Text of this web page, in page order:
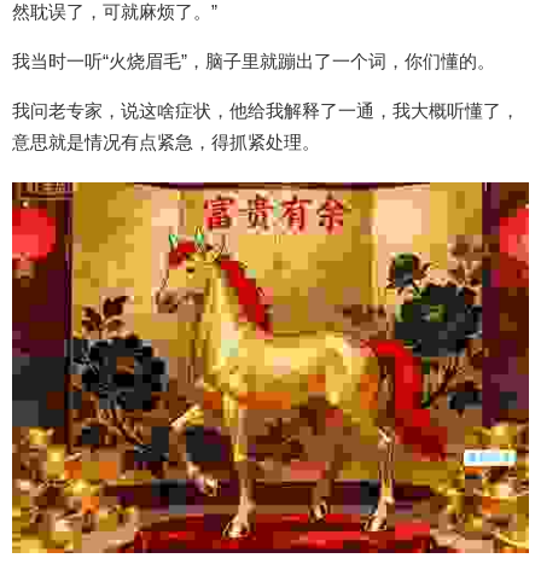
然耽误了，可就麻烦了。”
我当时一听“火烧眉毛”，脑子里就蹦出了一个词，你们懂的。
我问老专家，说这啥症状，他给我解释了一通，我大概听懂了，
意思就是情况有点紧急，得抓紧处理。